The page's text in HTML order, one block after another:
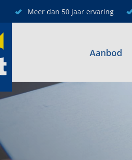
Meer dan 50 jaar ervaring
Aanbod